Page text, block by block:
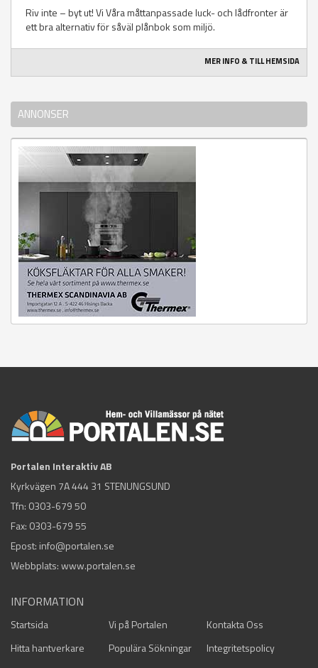
Riv inte – byt ut! Vi Våra måttanpassade luck- och lådfronter är
ett bra alternativ för såväl plånbok som miljö.
MER INFO & TILL HEMSIDA
ANNONSER
Portalen Interaktiv AB
Kyrkvägen 7A 444 31 STENUNGSUND
Tfn: 0303-679 50
Fax: 0303-679 55
Epost: info@portalen.se
Webbplats: www.portalen.se
INFORMATION
Startsida Vi på Portalen
Kontakta Oss
Hitta hantverkare
Populära Sökningar
Integritetspolicy